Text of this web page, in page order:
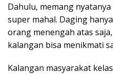
Dahulu, memang
super mahal. Daging
orang menengah atas
kalangan bisa menikmati
Kalangan masyarakat